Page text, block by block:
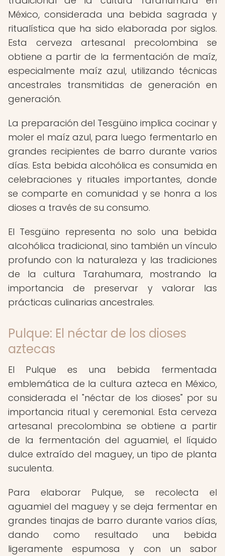
México, considerada una bebida sagrada y
ritualística que ha sido elaborada por siglos.
Esta cerveza artesanal precolombina se
obtiene a partir de la fermentación de maíz,
especialmente maíz azul, utilizando técnicas
ancestrales transmitidas de generación en
generación.
La preparación del Tesgüino implica cocinar y
moler el maíz azul, para luego fermentarlo en
grandes recipientes de barro durante varios
días. Esta bebida alcohólica es consumida en
celebraciones y rituales importantes, donde
se comparte en comunidad y se honra a los
dioses a través de su consumo.
El Tesgüino representa no solo una bebida
alcohólica tradicional, sino también un vínculo
profundo con la naturaleza y las tradiciones
de la cultura Tarahumara, mostrando la
importancia de preservar y valorar las
prácticas culinarias ancestrales.
Pulque: El néctar de los dioses
aztecas
El Pulque es una bebida fermentada
emblemática de la cultura azteca en México,
considerada el "néctar de los dioses" por su
importancia ritual y ceremonial. Esta cerveza
artesanal precolombina se obtiene a partir
de la fermentación del aguamiel, el líquido
dulce extraído del maguey, un tipo de planta
suculenta.
Para elaborar Pulque, se recolecta el
aguamiel del maguey y se deja fermentar en
grandes tinajas de barro durante varios días,
dando como resultado una bebida
ligeramente espumosa y con un sabor